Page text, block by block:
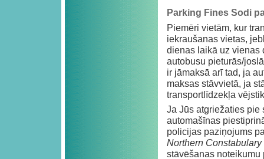
Parking Fines Sodi
Piemēri vietām, kur
iekraušanas vietas,
dienas laikā uz vienas
autobusu pieturās/
ir jāmaksā arī tad, ja
maksas stāvvietā, ja
transportlīdzekļa
Ja Jūs atgriežaties pie
automašīnas
policijas paziņojums
Northern
stāvēšanas noteikumu